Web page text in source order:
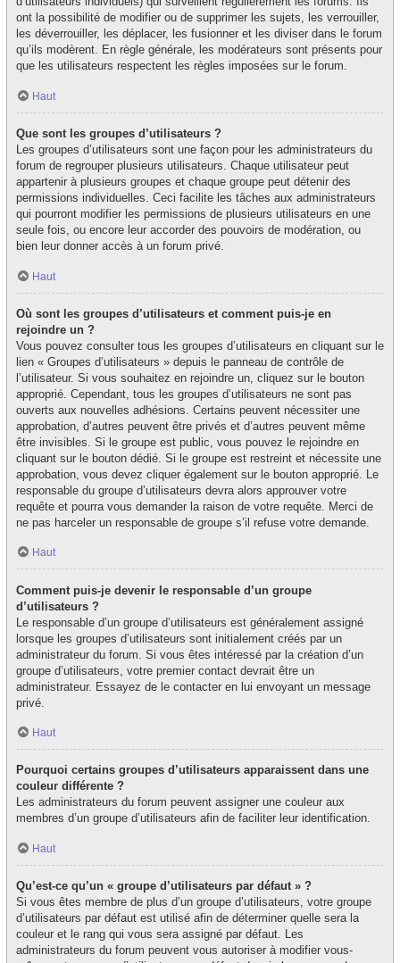
ont la possibilité de modifier ou de supprimer les sujets, les verrouiller,
les déverrouiller, les déplacer, les fusionner et les diviser dans le forum
qu’ils modèrent. En règle générale, les modérateurs sont présents pour
que les utilisateurs respectent les règles imposées sur le forum.
Haut
Que sont les groupes d’utilisateurs ?
Les groupes d’utilisateurs sont une façon pour les administrateurs du
forum de regrouper plusieurs utilisateurs. Chaque utilisateur peut
appartenir à plusieurs groupes et chaque groupe peut détenir des
permissions individuelles. Ceci facilite les tâches aux administrateurs
qui pourront modifier les permissions de plusieurs utilisateurs en une
seule fois, ou encore leur accorder des pouvoirs de modération, ou
bien leur donner accès à un forum privé.
Haut
Où sont les groupes d’utilisateurs et comment puis-je en
rejoindre un ?
Vous pouvez consulter tous les groupes d’utilisateurs en cliquant sur le
lien « Groupes d’utilisateurs » depuis le panneau de contrôle de
l’utilisateur. Si vous souhaitez en rejoindre un, cliquez sur le bouton
approprié. Cependant, tous les groupes d’utilisateurs ne sont pas
ouverts aux nouvelles adhésions. Certains peuvent nécessiter une
approbation, d’autres peuvent être privés et d’autres peuvent même
être invisibles. Si le groupe est public, vous pouvez le rejoindre en
cliquant sur le bouton dédié. Si le groupe est restreint et nécessite une
approbation, vous devez cliquer également sur le bouton approprié. Le
responsable du groupe d’utilisateurs devra alors approuver votre
requête et pourra vous demander la raison de votre requête. Merci de
ne pas harceler un responsable de groupe s’il refuse votre demande.
Haut
Comment puis-je devenir le responsable d’un groupe
d’utilisateurs ?
Le responsable d’un groupe d’utilisateurs est généralement assigné
lorsque les groupes d’utilisateurs sont initialement créés par un
administrateur du forum. Si vous êtes intéressé par la création d’un
groupe d’utilisateurs, votre premier contact devrait être un
administrateur. Essayez de le contacter en lui envoyant un message
privé.
Haut
Pourquoi certains groupes d’utilisateurs apparaissent dans une
couleur différente ?
Les administrateurs du forum peuvent assigner une couleur aux
membres d’un groupe d’utilisateurs afin de faciliter leur identification.
Haut
Qu’est-ce qu’un « groupe d’utilisateurs par défaut » ?
Si vous êtes membre de plus d’un groupe d’utilisateurs, votre groupe
d’utilisateurs par défaut est utilisé afin de déterminer quelle sera la
couleur et le rang qui vous sera assigné par défaut. Les
administrateurs du forum peuvent vous autoriser à modifier vous-